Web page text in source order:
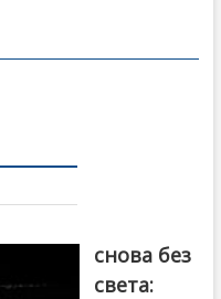
снова без
света: